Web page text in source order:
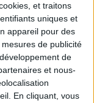
et traitons
uniques et
appareil pour des
de publicité
de
et nous-
En cliquant, vous
DE PARIS